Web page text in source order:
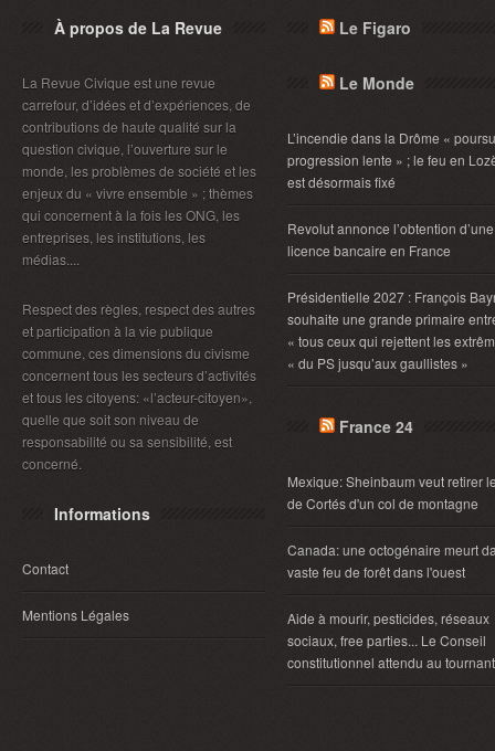
À propos de La Revue
La Revue Civique est une revue
carrefour, d’idées et d’expériences, de
contributions de haute qualité sur la
question civique, l’ouverture sur le
monde, les problèmes de société et les
enjeux du « vivre ensemble » ; thèmes
qui concernent à la fois les ONG, les
entreprises, les institutions, les
médias....
Respect des règles, respect des autres
et participation à la vie publique
commune, ces dimensions du civisme
concernent tous les secteurs d’activités
et tous les citoyens: «l’acteur-citoyen»,
quelle que soit son niveau de
responsabilité ou sa sensibilité, est
concerné.
Informations
Contact
Mentions Légales
Le Figaro
Le Monde
L’incendie dans la Drôme «
progression lente » ; le feu en
est désormais fixé
Revolut annonce l’obtention d’une
licence bancaire en France
Présidentielle 2027 : François
souhaite une grande primaire
« tous ceux qui rejettent les
« du PS jusqu’aux gaullistes »
France 24
Mexique: Sheinbaum veut retirer
de Cortés d'un col de montagne
Canada: une octogénaire meurt
vaste feu de forêt dans l'ouest
Aide à mourir, pesticides, réseaux
sociaux, free parties... Le Conseil
constitutionnel attendu au tournant